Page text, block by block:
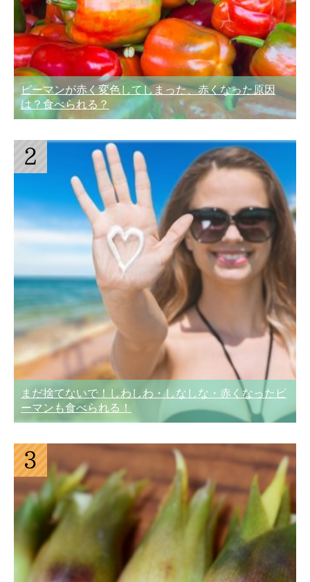
ピーマンが赤く変色してしまった、赤くなった原因
は？食べられる？
まだ捨てないで！しわしわ・しなしな・赤くなったピ
ーマンも食べられる！